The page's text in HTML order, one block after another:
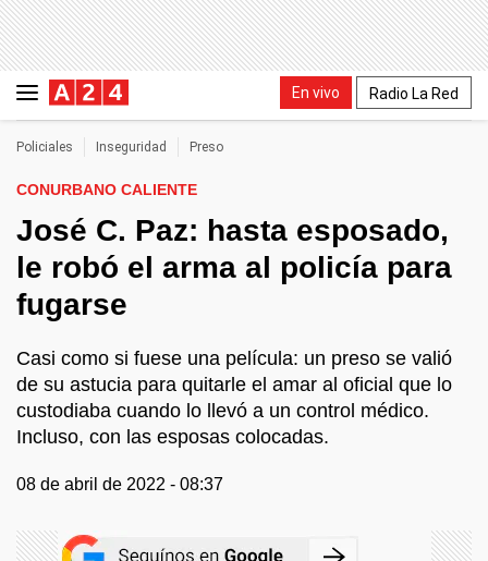
En vivo Radio La Red
Policiales Inseguridad Preso
CONURBANO CALIENTE
José C. Paz: hasta esposado,
le robó el arma al policía para
fugarse
Casi como si fuese una película: un preso se valió
de su astucia para quitarle el amar al oficial que lo
custodiaba cuando lo llevó a un control médico.
Incluso, con las esposas colocadas.
08 de abril de 2022 - 08:37